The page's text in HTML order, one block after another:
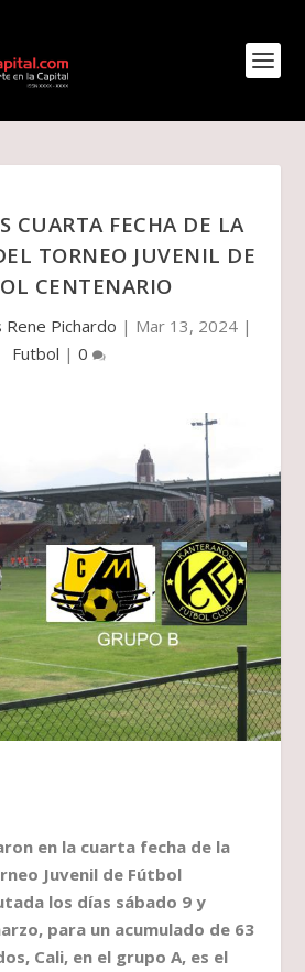
CUARTA FECHA DE LA
TORNEO JUVENIL DE
CENTENARIO
Rene Pichardo | Mar 13, 2024 |
Futbol | 0
en la cuarta fecha de la
Juvenil de Fútbol
los días sábado 9 y
para un acumulado de 63
Cali, en el grupo A, es el